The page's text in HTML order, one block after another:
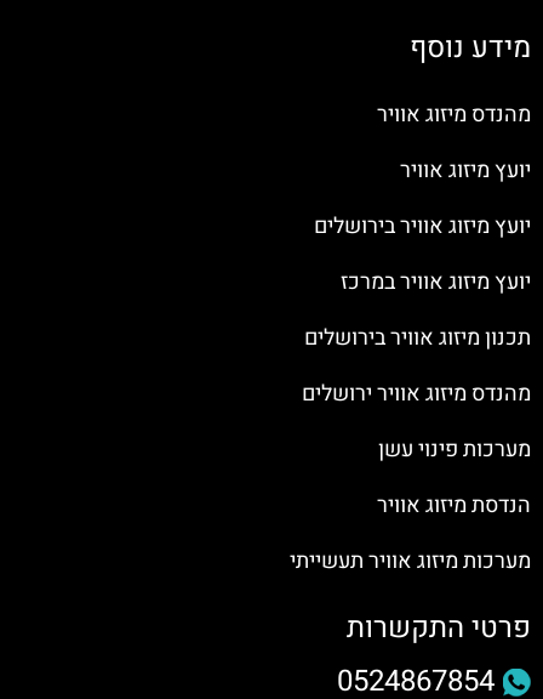
מידע נוסף
מהנדס מיזוג אוויר
יועץ מיזוג אוויר
יועץ מיזוג אוויר בירושלים
יועץ מיזוג אוויר במרכז
תכנון מיזוג אוויר בירושלים
מהנדס מיזוג אוויר ירושלים
מערכות פינוי עשן
הנדסת מיזוג אוויר
מערכות מיזוג אוויר תעשייתי
פרטי התקשרות
0524867854